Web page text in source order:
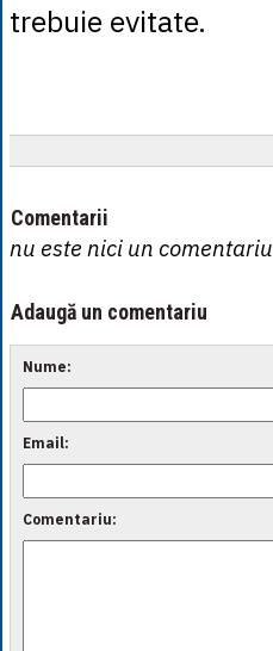
trebuie evitate.
Comentarii
nu este nici un comentariu
Adaugă un comentariu
Nume:
Email:
Comentariu: